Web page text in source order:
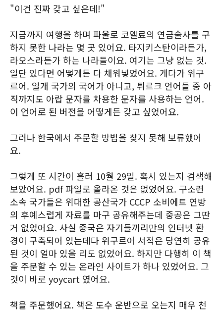
"이건 진짜 갖고 싶은데!"
지금까지 여행을 하며 파울로 코엘료의 연금술사를 구
하지 못한 나라는 몇 곳 있어요. 타지키스탄이라든가,
라오스라든가 하는 나라들이요. 여기는 그냥 없는 것.
일단 있다면 어떻게든 다 채워넣었어요. 게다가 위구
르어. 일개 국가의 국어가 아니고, 튀르크 언어들 중 아
직까지도 아랍 문자를 차용한 문자를 사용하는 언어.
이 언어로 된 버전을 어떻게든 갖고 싶었어요.
그러나 한국에서 주문할 방법을 찾지 못해 보류했어
요.
그렇게 또 시간이 흘러 10월 29일. 혹시 있는지 검색해
보았어요. pdf 파일로 올라온 것은 없었어요. 구소련
소속 국가들은 위대한 공산국가 CCCP 소비에트 연방
의 후예스럽게 자료를 마구 공유해주는데 중공은 그딴
거 없었어요. 사실 중국은 자기들끼리만의 인터넷 환
경이 구축되어 있는데다 위구르어 서적은 당연히 공유
된 것이 얼마 있을 리도 없었어요. 하지만 다행히 이 책
을 주문할 수 있는 온라인 사이트가 하나 있었어요. 그
것이 바로 yoycart 였어요.
책을 주문했어요. 책은 도수 운반으로 오는지 매우 천